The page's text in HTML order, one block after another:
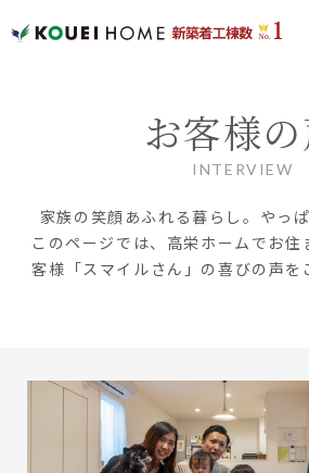
お客様
INTERVIEW
家族の笑顔あふれる暮らし。やっ
このページでは、高栄ホームでお住
客様「スマイルさん」の喜びの声を